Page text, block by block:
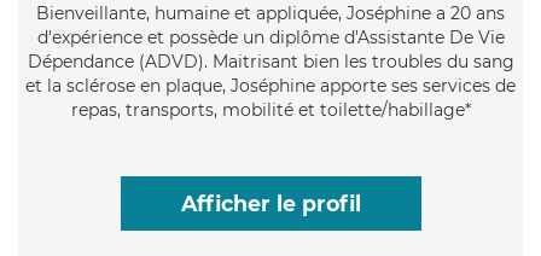
Bienveillante, humaine et appliquée, Joséphine a 20 ans
d'expérience et possède un diplôme d'Assistante De Vie
Dépendance (ADVD). Maitrisant bien les troubles du sang
et la sclérose en plaque, Joséphine apporte ses services de
repas, transports, mobilité et toilette/habillage*
Afficher le profil